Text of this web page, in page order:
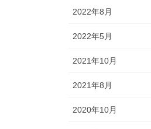
2022年8月
2022年5月
2021年10月
2021年8月
2020年10月